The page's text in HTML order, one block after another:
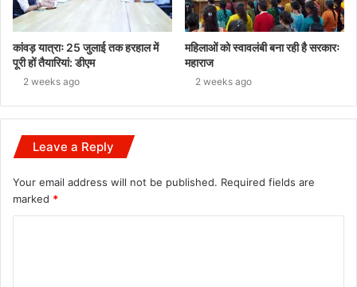
कांवड़ यात्राः 25 जुलाई तक हरहाल में
पूरी हों तैयारियां: डीएम
2 weeks ago
महिलाओं को स्वावलंबी बना रही है सरकारः
महाराज
2 weeks ago
Leave a Reply
Your email address will not be published. Required fields are
marked *